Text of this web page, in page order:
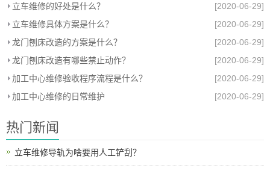
立车维修的好处是什么？
[2020-06-29]
立车维修具体方案是什么？
[2020-06-29]
龙门刨床改造的方案是什么？
[2020-06-29]
龙门刨床改造有哪些禁止动作？
[2020-06-29]
加工中心维修验收程序流程是什么？
[2020-06-29]
加工中心维修的日常维护
[2020-06-29]
热门新闻
立车维修导轨为啥要用人工铲刮？